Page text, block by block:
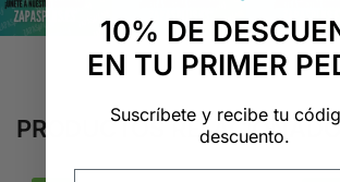
PRODUCTOS
10% DE
EN TU PRIMER
Suscríbete y recibe tu
descuento.